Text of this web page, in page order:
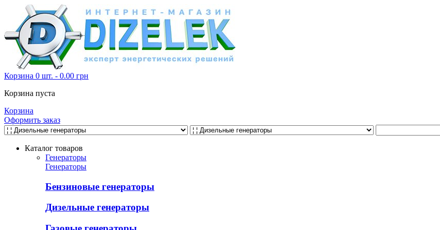
Корзина 0 шт. - 0.00 грн
Корзина пуста
Корзина
Оформить заказ
Каталог товаров
Генераторы
Генераторы
Бензиновые генераторы
Дизельные генераторы